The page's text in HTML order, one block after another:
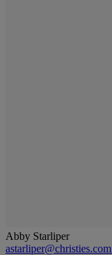
Abby Starliper
astarliper@christies.com